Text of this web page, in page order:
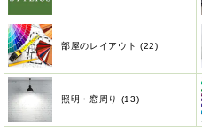
部屋のレイアウト (22)
照明・窓周り (13)